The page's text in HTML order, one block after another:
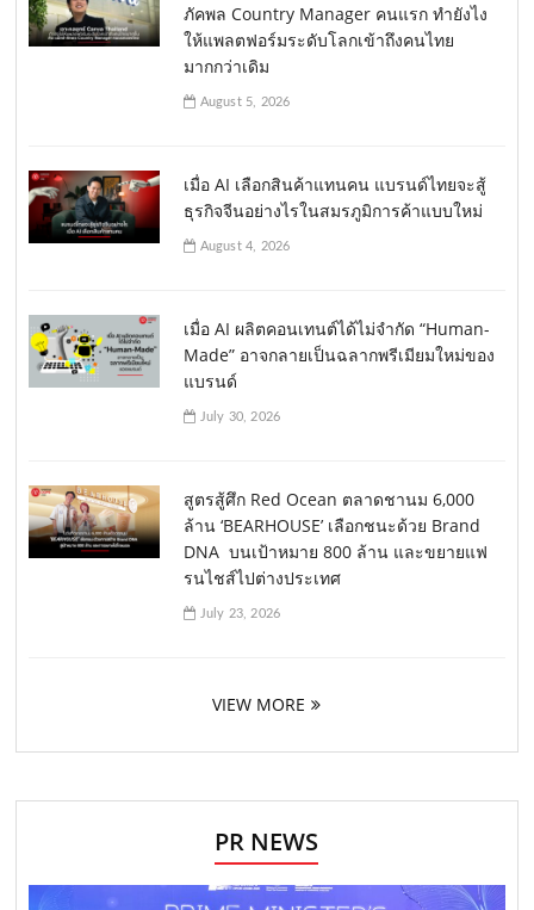
ภัคพล Country Manager คนแรก ทำยังไง
ให้แพลตฟอร์มระดับโลกเข้าถึงคนไทย
มากกว่าเดิม
August 5, 2026
เมื่อ AI เลือกสินค้าแทนคน แบรนด์ไทยจะสู้
ธุรกิจจีนอย่างไรในสมรภูมิการค้าแบบใหม่
August 4, 2026
เมื่อ AI ผลิตคอนเทนต์ได้ไม่จำกัด “Human-
Made” อาจกลายเป็นฉลากพรีเมียมใหม่ของ
แบรนด์
July 30, 2026
สูตรสู้ศึก Red Ocean ตลาดชานม 6,000
ล้าน ‘BEARHOUSE’ เลือกชนะด้วย Brand
DNA บนเป้าหมาย 800 ล้าน และขยายแฟ
รนไชส์ไปต่างประเทศ
July 23, 2026
VIEW MORE
PR NEWS